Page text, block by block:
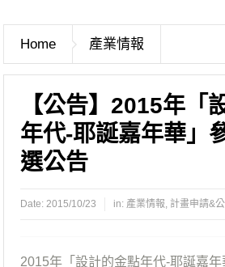
Home 產業情報
【公告】2015年「
年代-耶誕嘉年華」
選公告
Date:2015/10/23 in: 產業情報, 計畫申請&
2015年「設計的金點年代-耶誕嘉